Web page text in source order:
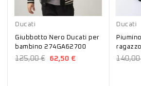
Nero
Ducati
Giubbotto Nero Ducati per
bambino 274GA62700
125,00 € 62,50 €
Ducati